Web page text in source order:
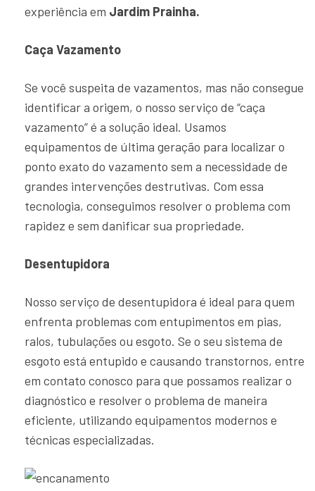
experiência em Jardim Prainha.
Caça Vazamento
Se você suspeita de vazamentos, mas não consegue
identificar a origem, o nosso serviço de “caça
vazamento” é a solução ideal. Usamos
equipamentos de última geração para localizar o
ponto exato do vazamento sem a necessidade de
grandes intervenções destrutivas. Com essa
tecnologia, conseguimos resolver o problema com
rapidez e sem danificar sua propriedade.
Desentupidora
Nosso serviço de desentupidora é ideal para quem
enfrenta problemas com entupimentos em pias,
ralos, tubulações ou esgoto. Se o seu sistema de
esgoto está entupido e causando transtornos, entre
em contato conosco para que possamos realizar o
diagnóstico e resolver o problema de maneira
eficiente, utilizando equipamentos modernos e
técnicas especializadas.